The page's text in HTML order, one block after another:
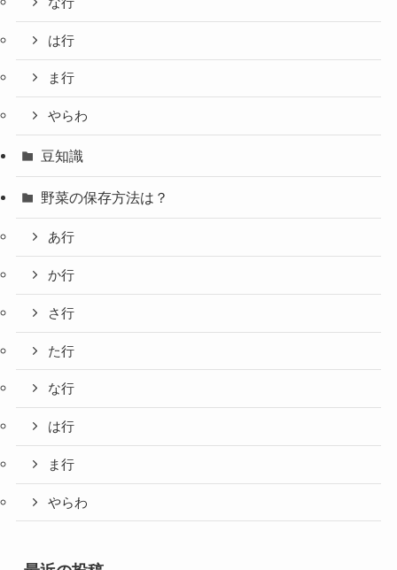
は行
ま行
やらわ
豆知識
野菜の保存方法は？
あ行
か行
さ行
た行
な行
は行
ま行
やらわ